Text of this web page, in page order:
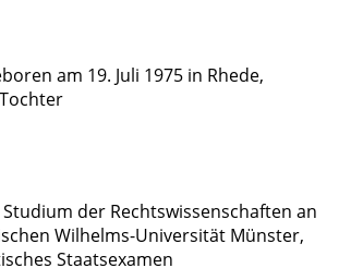
am 19. Juli 1975 in Rhede,
Studium der Rechtswissenschaften an
Wilhelms-Universität Münster,
Staatsexamen